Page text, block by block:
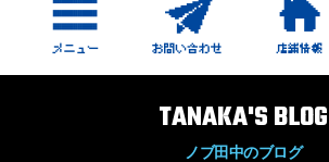
TANAKA'S BLOG
ノブ田中のブログ